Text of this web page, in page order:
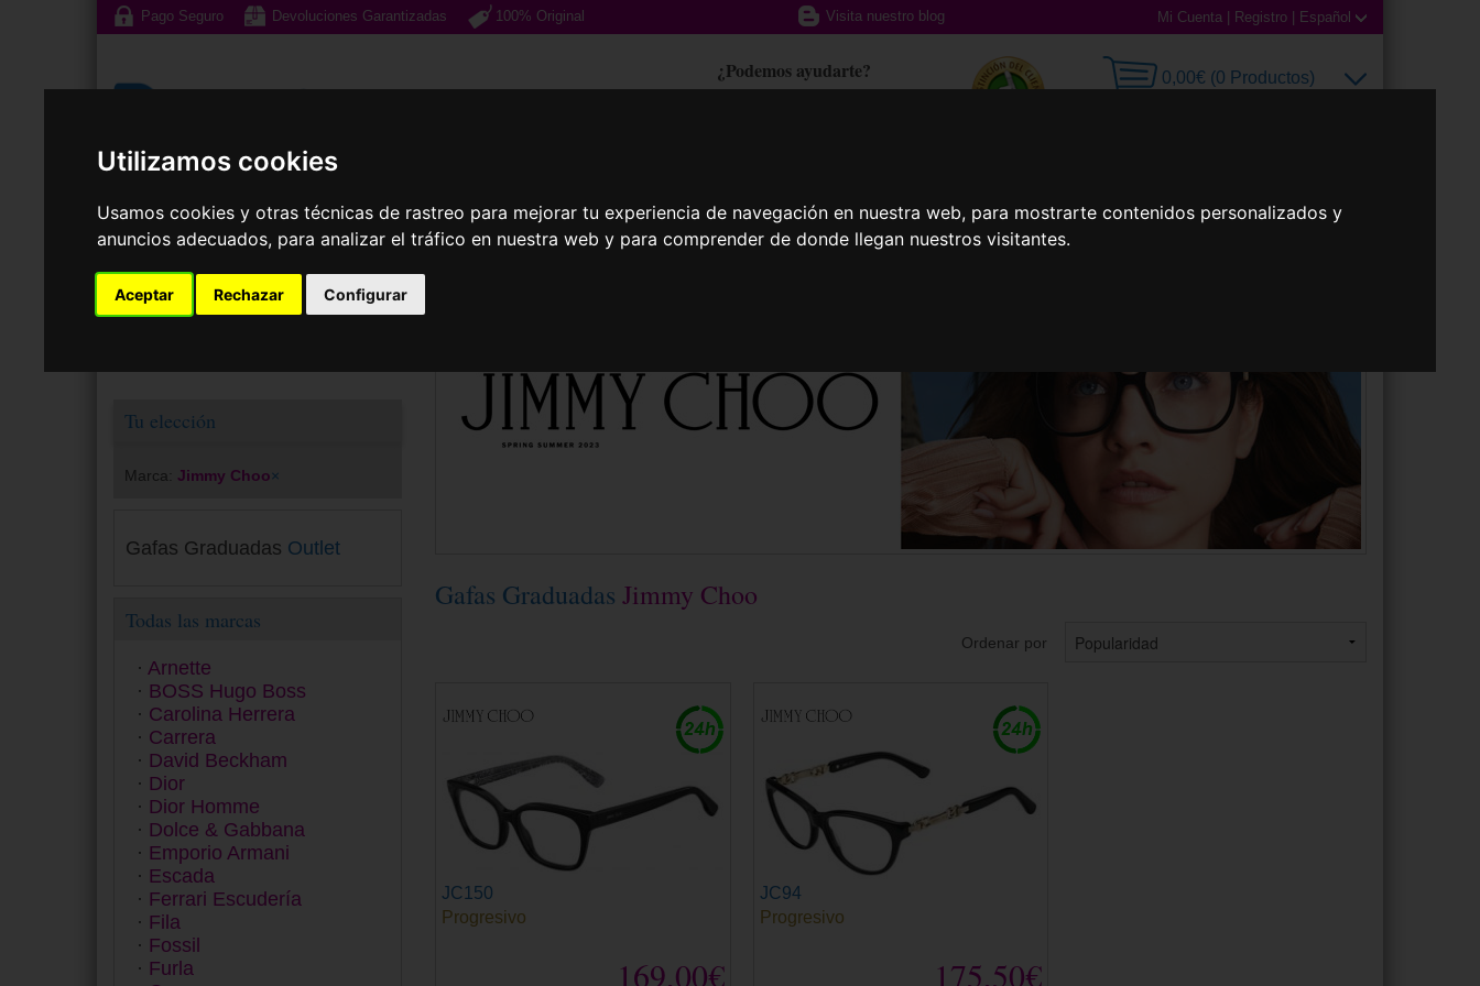
Utilizamos cookies
Usamos cookies y otras técnicas de rastreo para mejorar tu experiencia de navegación en nuestra web, para mostrarte contenidos personalizados y
anuncios adecuados, para analizar el tráfico en nuestra web y para comprender de donde llegan nuestros visitantes.
Aceptar Rechazar Configurar
Pago Seguro Devoluciones Garantizadas 100% Original Visita nuestro blog Mi Cuenta Registro Español
¿Podemos ayudarte? 0,00€ (0 Productos)
Gafas de Sol Gafas Graduadas Gafas Deportivas Lentillas Accesorios
Tu elección
Marca: Jimmy Choo×
Gafas Graduadas Outlet
Todas las marcas
Arnette
BOSS Hugo Boss
Carolina Herrera
Carrera
David Beckham
Dior
Dior Homme
Dolce & Gabbana
Emporio Armani
Escada
Ferrari Escudería
Fila
Fossil
Furla
Gafas Graduadas Jimmy Choo
Ordenar por
JC150
169,00€
Progresivo
JC94
175,50€
Progresivo